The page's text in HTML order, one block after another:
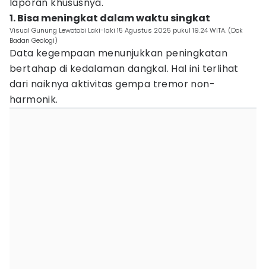
1. Bisa meningkat dalam waktu singkat
Visual Gunung Lewotobi Laki-laki 15 Agustus 2025 pukul 19.24 WITA. (Dok
Badan Geologi)
Data kegempaan menunjukkan peningkatan
bertahap di kedalaman dangkal. Hal ini terlihat
dari naiknya aktivitas gempa tremor non-
harmonik.